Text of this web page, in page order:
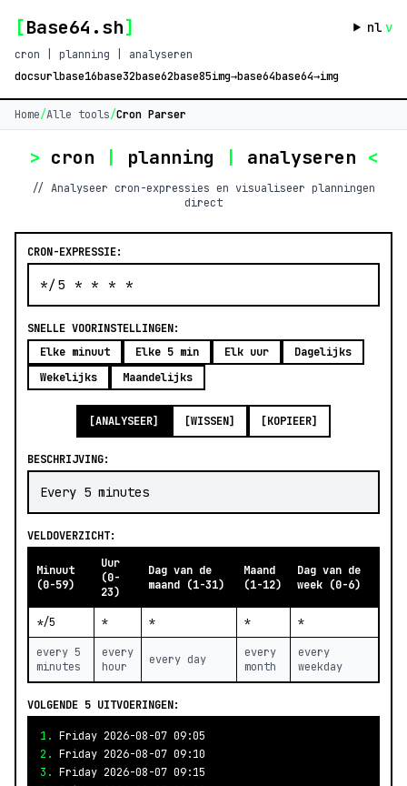
[Base64.sh] nl v
cron | planning | analyseren
docsurlbase16base32base62base85img→base64base64→img
Home/Alle tools/Cron Parser
> cron | planning | analyseren <
// Analyseer cron-expressies en visualiseer planningen
direct
CRON-EXPRESSIE:
SNELLE VOORINSTELLINGEN:
Elke minuut
Elke 5 min Elk uur
Dagelijks
Wekelijks
Maandelijks
[ANALYSEER] [WISSEN] [KOPIEER]
BESCHRIJVING:
Every 5 minutes
VELDOVERZICHT:
Minuut
(0-59)
Uur
(0-
23)
Dag van de
maand (1-31)
Maand
(1-12)
Dag van de
week (0-6)
*/5 * * * *
every 5
minutes
every
hour
every day
every
month
every
weekday
VOLGENDE 5 UITVOERINGEN:
1. Friday 2026-08-07 09:05
2. Friday 2026-08-07 09:10
3. Friday 2026-08-07 09:15